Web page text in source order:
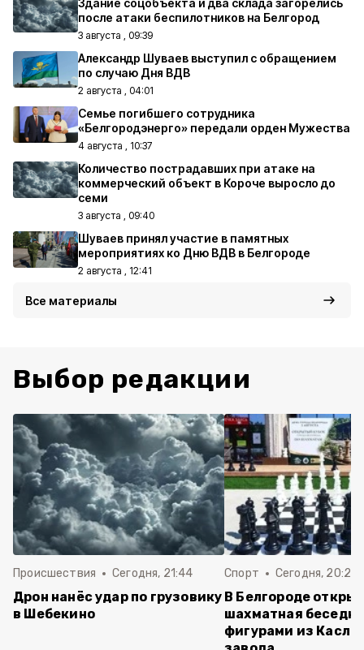
Здание соцобъекта и два склада загорелись
после атаки беспилотников на Белгород
3 августа , 09:39
Александр Шуваев выступил с обращением
по случаю Дня ВДВ
2 августа , 04:01
Семье погибшего сотрудника
«Белгородэнерго» передали орден Мужества
4 августа , 10:37
Количество пострадавших при атаке на
коммерческий объект в Короче выросло до
семи
3 августа , 09:40
Шуваев принял участие в памятных
мероприятиях ко Дню ВДВ в Белгороде
2 августа , 12:41
Все материалы
Выбор редакции
Происшествия Сегодня, 21:44
Дрон нанёс удар по грузовику
в Шебекино
Спорт Сегодня, 20:24
В Белгороде
шахматная
фигурами из